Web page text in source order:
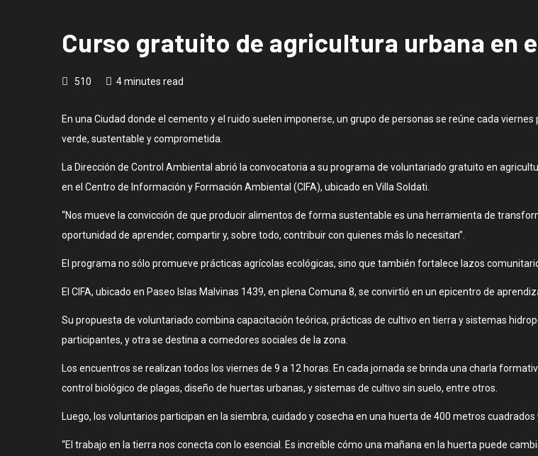
Curso gratuito de agricultura urbana en
510 4 minutes read
En una Ciudad donde el cemento y el ruido suelen imponerse, un grupo de personas se reúne cada
verde, sustentable y comprometida.
La Dirección de Control Ambiental abrió la convocatoria a su programa de voluntariado gratuito en
en el Centro de Información y Formación Ambiental (CIFA), ubicado en Villa Soldati.
“Nos mueve la convicción de que producir alimentos de forma sustentable es una herramienta de
oportunidad de aprender, compartir y, sobre todo, contribuir con quienes más lo necesitan”.
El programa no sólo promueve prácticas agrícolas ecológicas, sino que también fortalece lazos
El CIFA, ubicado en Paseo Islas Malvinas 1439, en plena Comuna 8, se convirtió en un epicentro de
Su propuesta de voluntariado combina capacitación teórica, prácticas de cultivo en tierra y sistemas
participantes, y otra se destina a comedores sociales de la zona.
Los encuentros se realizan todos los viernes de 9 a 12 horas. En cada jornada se brinda una charla
control biológico de plagas, diseño de huertas urbanas, y sistemas de cultivo sin suelo, entre otros.
Luego, los voluntarios participan en la siembra, cuidado y cosecha en una huerta de 400 metros
“El trabajo en la tierra nos conecta con lo esencial. Es increíble cómo una mañana en la huerta puede